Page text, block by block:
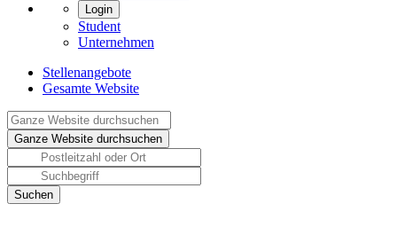
Login
Student
Unternehmen
Stellenangebote
Gesamte Website